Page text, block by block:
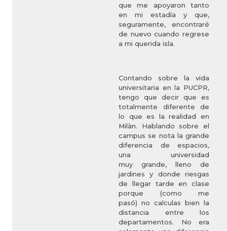
que me apoyaron tanto
en mi estadía y que,
seguramente, encontraré
de nuevo cuando regrese
a mi querida isla.
Contando sobre la vida
universitaria en la PUCPR,
tengo que decir que es
totalmente diferente de
lo que es la realidad en
Milàn. Hablando sobre el
campus se nota la grande
diferencia de espacios,
una universidad
muy grande, lleno de
jardines y donde riesgas
de llegar tarde en clase
porque (como me
pasó) no calculas bien la
distancia entre los
departamentos. No era